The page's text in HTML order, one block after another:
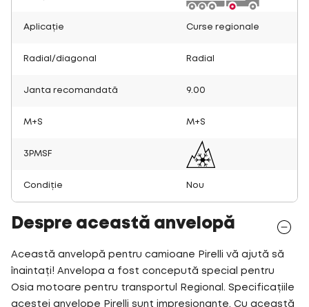
Aplicație Curse regionale
Radial/diagonal Radial
Janta recomandată 9.00
M+S M+S
3PMSF
Condiție Nou
Despre această anvelopă
Această anvelopă pentru camioane Pirelli vă ajută să
înaintați! Anvelopa a fost concepută special pentru
Osia motoare pentru transportul Regional. Specificațiile
acestei anvelope Pirelli sunt impresionante. Cu această